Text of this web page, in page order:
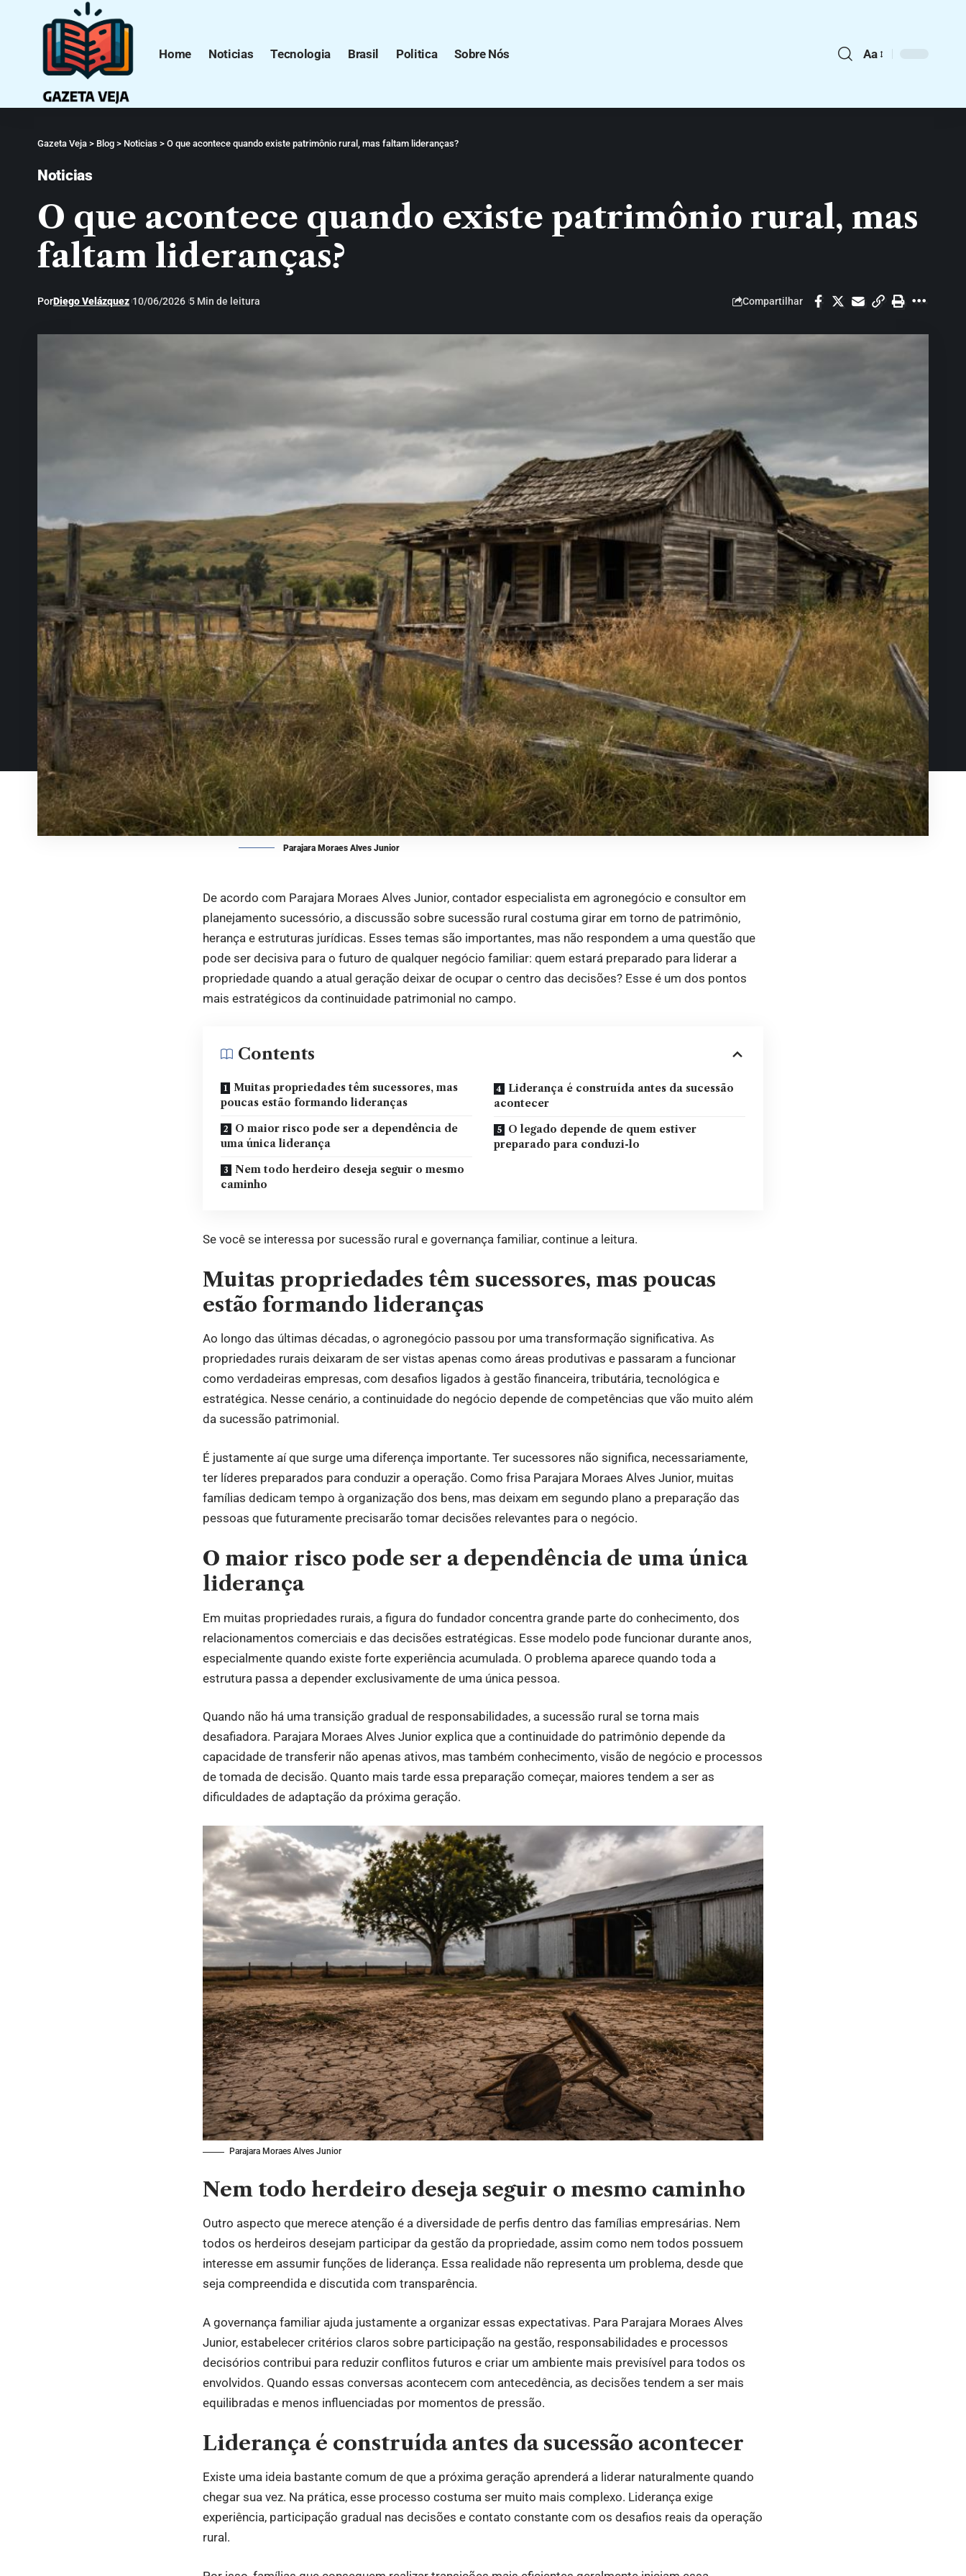
Home Noticias Tecnologia Brasil Politica Sobre Nós Aa
Gazeta Veja > Blog > Noticias > O que acontece quando existe patrimônio rural, mas faltam lideranças?
Noticias
O que acontece quando existe patrimônio rural, mas
faltam lideranças?
PorDiego Velázquez 10/06/2026 5 Min de leitura Compartilhar
Parajara Moraes Alves Junior
De acordo com Parajara Moraes Alves Junior, contador especialista em agronegócio e consultor em
planejamento sucessório, a discussão sobre sucessão rural costuma girar em torno de patrimônio,
herança e estruturas jurídicas. Esses temas são importantes, mas não respondem a uma questão que
pode ser decisiva para o futuro de qualquer negócio familiar: quem estará preparado para liderar a
propriedade quando a atual geração deixar de ocupar o centro das decisões? Esse é um dos pontos
mais estratégicos da continuidade patrimonial no campo.
Contents
Muitas propriedades têm sucessores, mas
poucas estão formando lideranças
O maior risco pode ser a dependência de
uma única liderança
Nem todo herdeiro deseja seguir o mesmo
caminho
Liderança é construída antes da sucessão
acontecer
O legado depende de quem estiver
preparado para conduzi-lo
Se você se interessa por sucessão rural e governança familiar, continue a leitura.
Muitas propriedades têm sucessores, mas poucas
estão formando lideranças
Ao longo das últimas décadas, o agronegócio passou por uma transformação significativa. As
propriedades rurais deixaram de ser vistas apenas como áreas produtivas e passaram a funcionar
como verdadeiras empresas, com desafios ligados à gestão financeira, tributária, tecnológica e
estratégica. Nesse cenário, a continuidade do negócio depende de competências que vão muito além
da sucessão patrimonial.
É justamente aí que surge uma diferença importante. Ter sucessores não significa, necessariamente,
ter líderes preparados para conduzir a operação. Como frisa Parajara Moraes Alves Junior, muitas
famílias dedicam tempo à organização dos bens, mas deixam em segundo plano a preparação das
pessoas que futuramente precisarão tomar decisões relevantes para o negócio.
O maior risco pode ser a dependência de uma única
liderança
Em muitas propriedades rurais, a figura do fundador concentra grande parte do conhecimento, dos
relacionamentos comerciais e das decisões estratégicas. Esse modelo pode funcionar durante anos,
especialmente quando existe forte experiência acumulada. O problema aparece quando toda a
estrutura passa a depender exclusivamente de uma única pessoa.
Quando não há uma transição gradual de responsabilidades, a sucessão rural se torna mais
desafiadora. Parajara Moraes Alves Junior explica que a continuidade do patrimônio depende da
capacidade de transferir não apenas ativos, mas também conhecimento, visão de negócio e processos
de tomada de decisão. Quanto mais tarde essa preparação começar, maiores tendem a ser as
dificuldades de adaptação da próxima geração.
Parajara Moraes Alves Junior
Nem todo herdeiro deseja seguir o mesmo caminho
Outro aspecto que merece atenção é a diversidade de perfis dentro das famílias empresárias. Nem
todos os herdeiros desejam participar da gestão da propriedade, assim como nem todos possuem
interesse em assumir funções de liderança. Essa realidade não representa um problema, desde que
seja compreendida e discutida com transparência.
A governança familiar ajuda justamente a organizar essas expectativas. Para Parajara Moraes Alves
Junior, estabelecer critérios claros sobre participação na gestão, responsabilidades e processos
decisórios contribui para reduzir conflitos futuros e criar um ambiente mais previsível para todos os
envolvidos. Quando essas conversas acontecem com antecedência, as decisões tendem a ser mais
equilibradas e menos influenciadas por momentos de pressão.
Liderança é construída antes da sucessão acontecer
Existe uma ideia bastante comum de que a próxima geração aprenderá a liderar naturalmente quando
chegar sua vez. Na prática, esse processo costuma ser muito mais complexo. Liderança exige
experiência, participação gradual nas decisões e contato constante com os desafios reais da operação
rural.